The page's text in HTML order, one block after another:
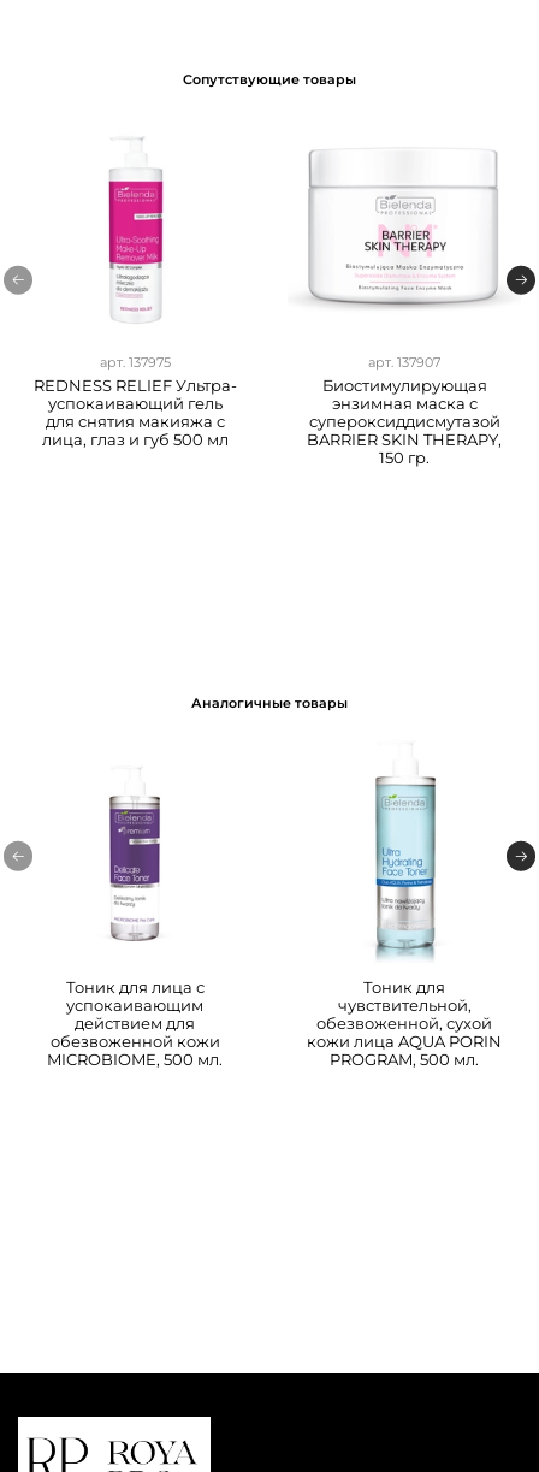
Сопутствующие товары
арт. 137975
REDNESS RELIEF Ультра-
успокаивающий гель
для снятия макияжа с
лица, глаз и губ 500 мл
арт. 137907
Биостимулирующая
энзимная маска с
супероксиддисмутазой
BARRIER SKIN THERAPY,
150 гр.
Аналогичные товары
Тоник для лица с
успокаивающим
действием для
обезвоженной кожи
MICROBIOME, 500 мл.
Тоник для
чувствительной,
обезвоженной, сухой
кожи лица AQUA PORIN
PROGRAM, 500 мл.